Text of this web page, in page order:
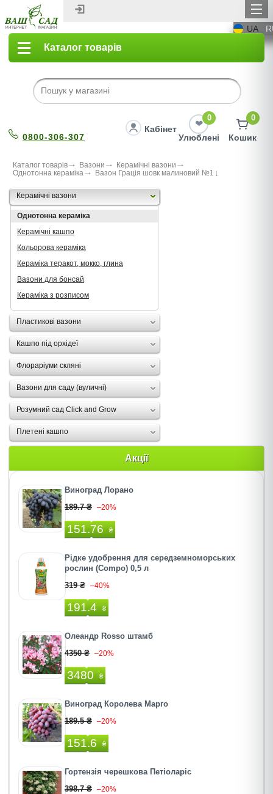
UA
Каталог товарів
0800-306-307
Кабінет
0
Улюблені
0
Кошик
Каталог товарів Вазони
Керамічні вазони
Однотонна кераміка
Вазон Грація шовк малиновий №1
Керамічні вазони
Однотонна кераміка
Керамічні кашпо
Кольорова кераміка
Кераміка теракот, мокко, глина
Вазони для бонсай
Кераміка з розписом
Пластикові вазони
Кашпо під орхідеї
Флораріуми скляні
Вазони для саду (вуличні)
Розумний сад Click and Grow
Плетені кашпо
Акції
Виноград Лорано
189.7 ₴ –20%
151.76 ₴
Рідке удобрення для середземноморських
рослин (Compo) 0,5 л
319 ₴ –40%
191.4 ₴
Олеандр Rosso штамб
4350 ₴ –20%
3480 ₴
Виноград Королева Марго
189.5 ₴ –20%
151.6 ₴
Гортензія черешкова Петіоларіс
398.7 ₴ –20%